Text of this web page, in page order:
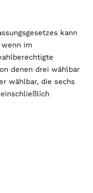
kann
im
denen drei wählbar
wählbar, die sechs